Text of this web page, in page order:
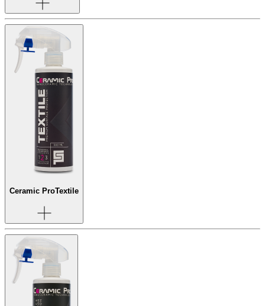
Ceramic ProTextile